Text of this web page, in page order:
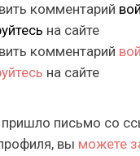
комментарий
на сайте
комментарий
на сайте
пришло письмо со
вы можете